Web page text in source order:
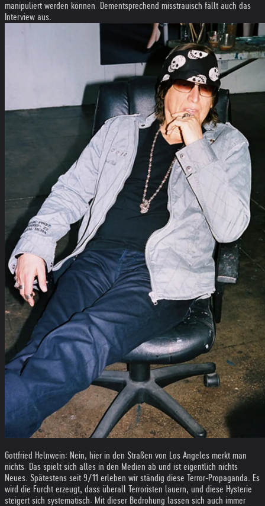
manipuliert werden können. Dementsprechend misstrauisch fällt auch das
Interview aus.
Gottfried Helnwein: Nein, hier in den Straßen von Los Angeles merkt man
nichts. Das spielt sich alles in den Medien ab und ist eigentlich nichts
Neues. Spätestens seit 9/11 erleben wir ständig diese Terror-Propaganda. Es
wird die Furcht erzeugt, dass überall Terroristen lauern, und diese Hysterie
steigert sich systematisch. Mit dieser Bedrohung lassen sich auch immer